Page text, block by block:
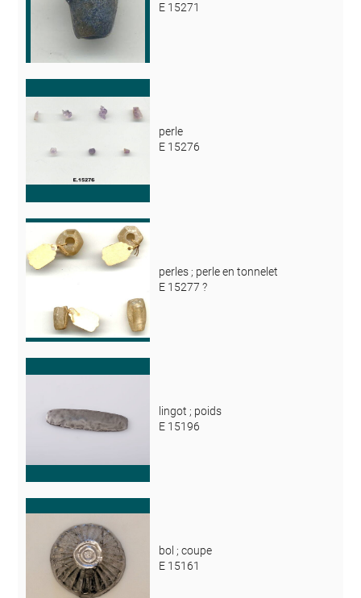
E 15271
perle
E 15276
perles ; perle en tonnelet
E 15277 ?
lingot ; poids
E 15196
bol ; coupe
E 15161